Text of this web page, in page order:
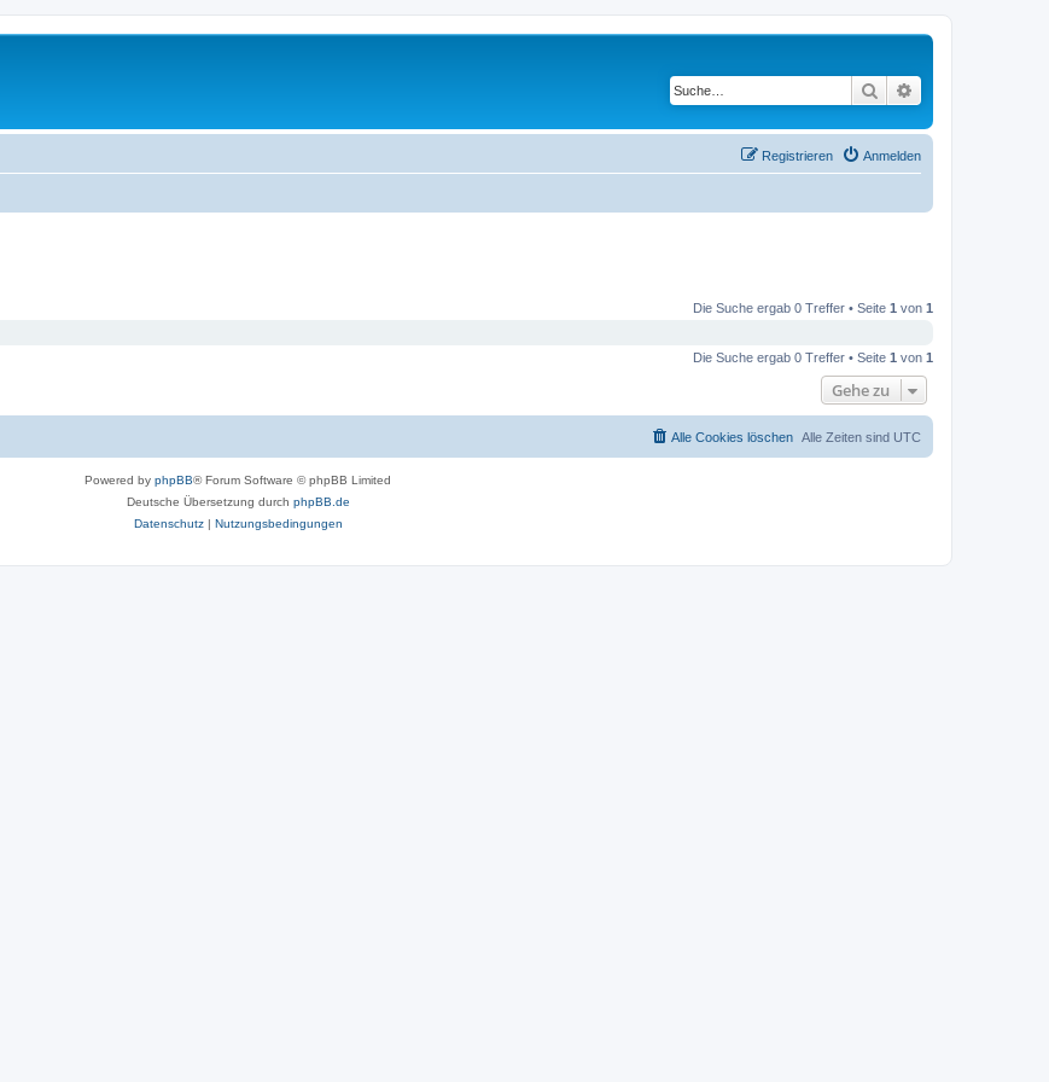
Suche
Anmelden
Registrieren
Die Suche ergab 0 Treffer • Seite 1 von 1
Die Suche ergab 0 Treffer • Seite 1 von 1
Gehe zu
Alle Zeiten sind UTC
Alle Cookies löschen
Powered by phpBB® Forum Software © phpBB Limited
Deutsche Übersetzung durch phpBB.de
Datenschutz| Nutzungsbedingungen